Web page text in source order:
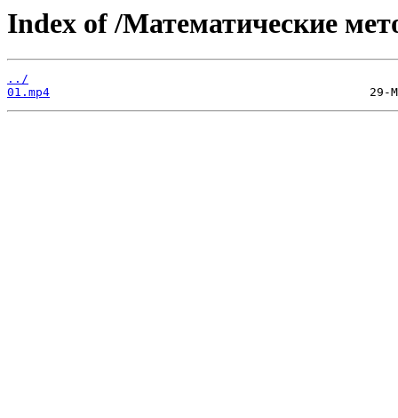
Index of /Математические
../
01.mp4